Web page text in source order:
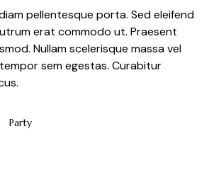
pellentesque porta. Sed eleifend
erat commodo ut. Praesent
Nullam scelerisque massa vel
sem egestas. Curabitur
Party